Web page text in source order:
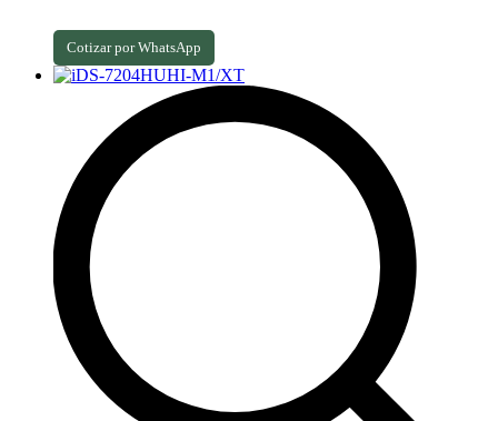
Cotizar por WhatsApp